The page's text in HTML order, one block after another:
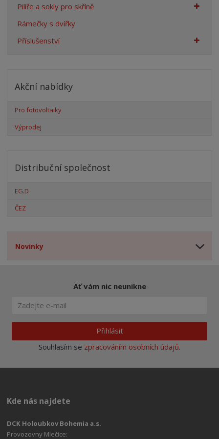
Pilíře a sokly pro skříně
Rámečky s dvířky
Příslušenství
Akční nabídky
Pro fotovoltaiky
Výprodej
Distribuční společnost
EG.D
ČEZ
Novinky
Ať vám nic neunikne
Přihlásit
Souhlasím se zpracováním osobních údajů.
Kde nás najdete
DCK Holoubkov Bohemia a.s.
Provozovny Mlečice: